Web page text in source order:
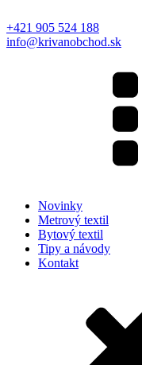
+421 905 524 188
info@krivanobchod.sk
Novinky
Metrový textil
Bytový textil
Tipy a návody
Kontakt